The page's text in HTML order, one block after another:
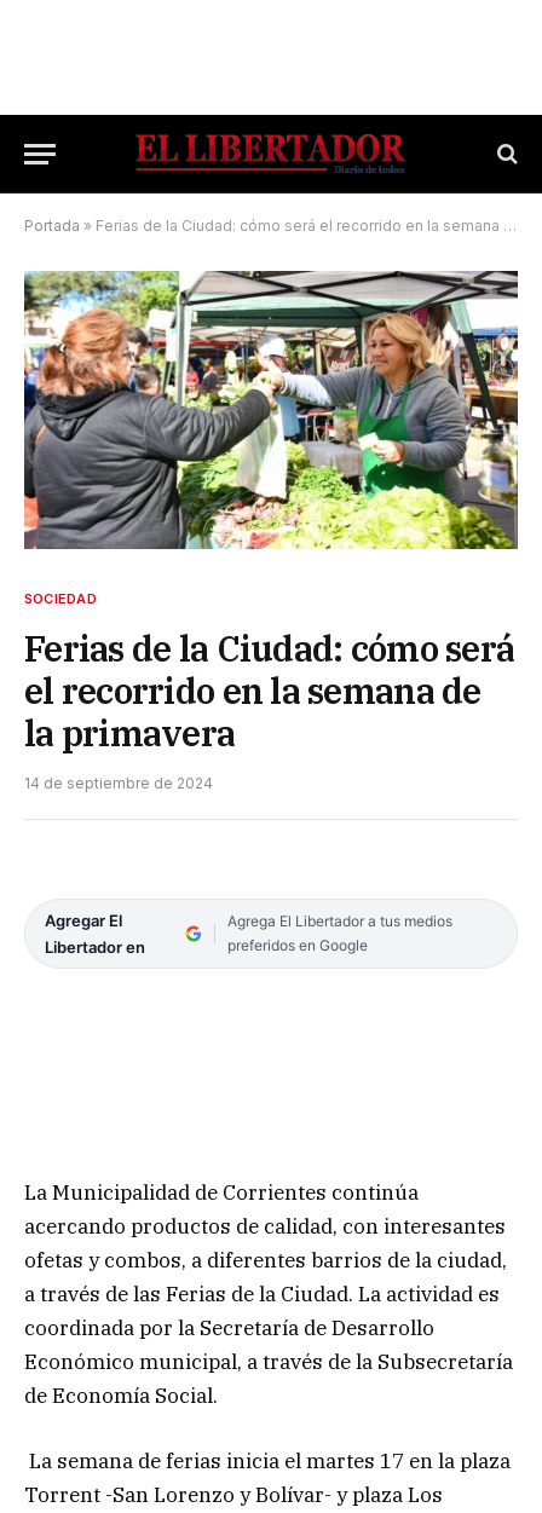
Portada » Ferias de la Ciudad: cómo será el recorrido en la semana de la primavera
SOCIEDAD
Ferias de la Ciudad: cómo será
el recorrido en la semana de
la primavera
14 de septiembre de 2024
Agregar El
Libertador en
Agrega El Libertador a tus medios
preferidos en Google
La Municipalidad de Corrientes continúa
acercando productos de calidad, con interesantes
ofetas y combos, a diferentes barrios de la ciudad,
a través de las Ferias de la Ciudad. La actividad es
coordinada por la Secretaría de Desarrollo
Económico municipal, a través de la Subsecretaría
de Economía Social.
La semana de ferias inicia el martes 17 en la plaza
Torrent -San Lorenzo y Bolívar- y plaza Los